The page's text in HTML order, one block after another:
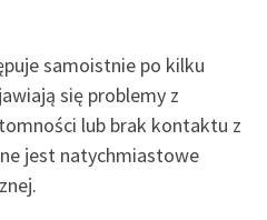
samoistnie po kilku
się problemy z
lub brak kontaktu z
jest natychmiastowe